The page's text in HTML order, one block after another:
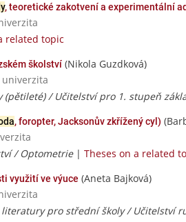
, teoretické zakotvení a experimentální
related topic
školství (Nikola Guzdková)
univerzita
(pětileté) / Učitelství pro 1. stupeň
, foropter, Jacksonův zkřížený cyl)
/ Optometrie| Theses on a related
využití ve výuce (Aneta Bajková)
literatury pro střední školy / Učitelství